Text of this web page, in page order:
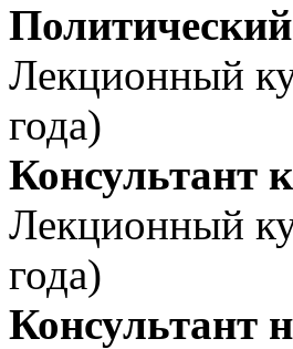
Лекционный
года)
Консультант
Лекционный
года)
Консультант